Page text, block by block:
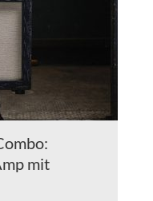
mit